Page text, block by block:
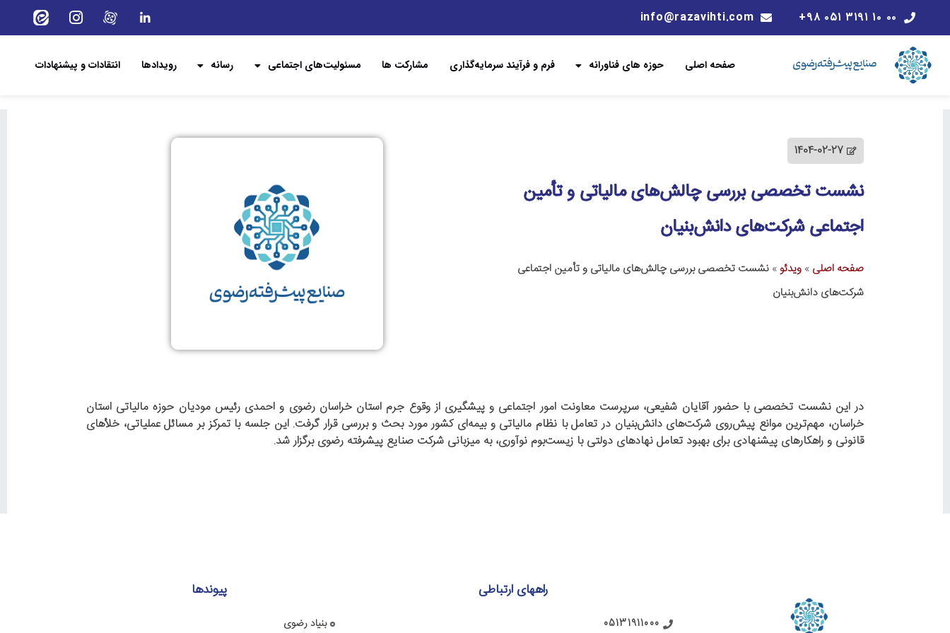
۰۰ ۱۰ ۳۱۹۱ ۰۵۱ ۹۸+ info@razavihti.com
صفحه اصلی حوزه های فناورانه فرم و فرآیند سرمایه‌گذاری مشارکت ها مسئولیت‌های اجتماعی رسانه رویدادها انتقادات و پیشنهادات
1404-02-27
نشست تخصصی بررسی چالش‌های مالیاتی و تأمین
اجتماعی شرکت‌های دانش‌بنیان
صفحه اصلی » ویدئو» نشست تخصصی بررسی چالش‌های مالیاتی و تأمین اجتماعی
شرکت‌های دانش‌بنیان
در این نشست تخصصی با حضور آقایان شفیعی، سرپرست معاونت امور اجتماعی و پیشگیری از وقوع جرم استان خراسان رضوی و احمدی رئیس مودیان حوزه مالیاتی استان
خراسان، مهم‌ترین موانع پیش‌روی شرکت‌های دانش‌بنیان در تعامل با نظام مالیاتی و بیمه‌ای کشور مورد بحث و بررسی قرار گرفت. این جلسه با تمرکز بر مسائل عملیاتی، خلأهای
قانونی و راهکارهای پیشنهادی برای بهبود تعامل نهادهای دولتی با زیست‌بوم نوآوری، به میزبانی شرکت صنایع پیشرفته رضوی برگزار شد.
راههای ارتباطی
05131911000
پیوندها
بنیاد رضوی